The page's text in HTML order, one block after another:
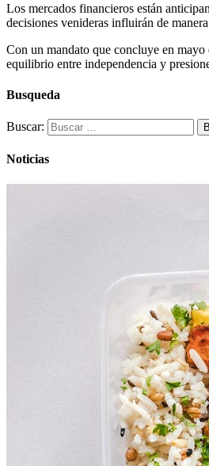
Los mercados financieros están
decisiones venideras influirán de
Con un mandato que concluye en
equilibrio entre independencia y
Busqueda
Buscar:
Noticias